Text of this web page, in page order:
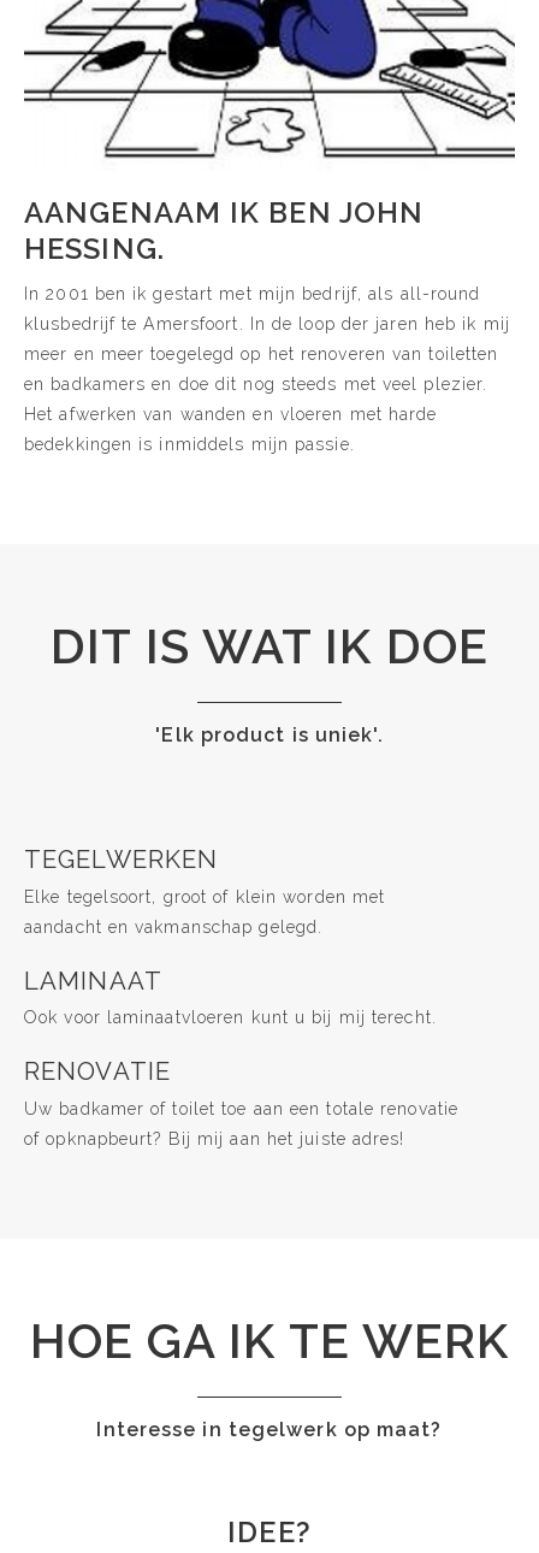
AANGENAAM IK BEN JOHN
HESSING.
In 2001 ben ik gestart met mijn bedrijf, als all-round
klusbedrijf te Amersfoort. In de loop der jaren heb ik mij
meer en meer toegelegd op het renoveren van toiletten
en badkamers en doe dit nog steeds met veel plezier.
Het afwerken van wanden en vloeren met harde
bedekkingen is inmiddels mijn passie.
DIT IS WAT IK DOE
'Elk product is uniek'.
TEGELWERKEN
Elke tegelsoort, groot of klein worden met
aandacht en vakmanschap gelegd.
LAMINAAT
Ook voor laminaatvloeren kunt u bij mij terecht.
RENOVATIE
Uw badkamer of toilet toe aan een totale renovatie
of opknapbeurt? Bij mij aan het juiste adres!
HOE GA IK TE WERK
Interesse in tegelwerk op maat?
IDEE?